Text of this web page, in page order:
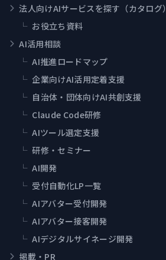
法人向けAIサービスを探す（カタログ）
└ お役立ち資料
AI活用相談
└ AI推進ロードマップ
└ 企業向けAI活用定着支援
└ 自治体・団体向けAI共創支援
└ Claude Code研修
└ AIツール選定支援
└ 研修・セミナー
└ AI開発
└ 受付自動化LP一覧
└ AIアバター受付開発
└ AIアバター接客開発
└ AIデジタルサイネージ開発
掲載・PR